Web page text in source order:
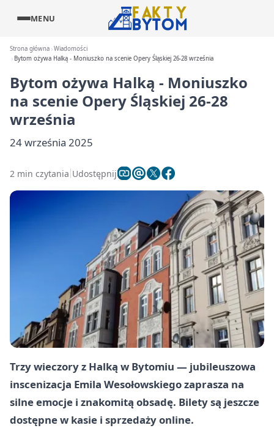
MENU
Strona główna Wiadomości
Bytom ożywa Halką - Moniuszko na scenie Opery Śląskiej 26-28 września
Bytom ożywa Halką - Moniuszko
na scenie Opery Śląskiej 26-28
września
24 września 2025
2 min czytania Udostępnij
Trzy wieczory z Halką w Bytomiu — jubileuszowa
inscenizacja Emila Wesołowskiego zaprasza na
silne emocje i znakomitą obsadę. Bilety są jeszcze
dostępne w kasie i sprzedaży online.